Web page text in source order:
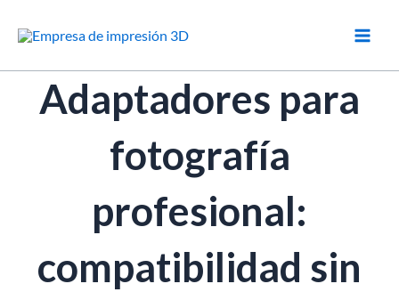
Adaptadores para
fotografía
profesional:
compatibilidad sin